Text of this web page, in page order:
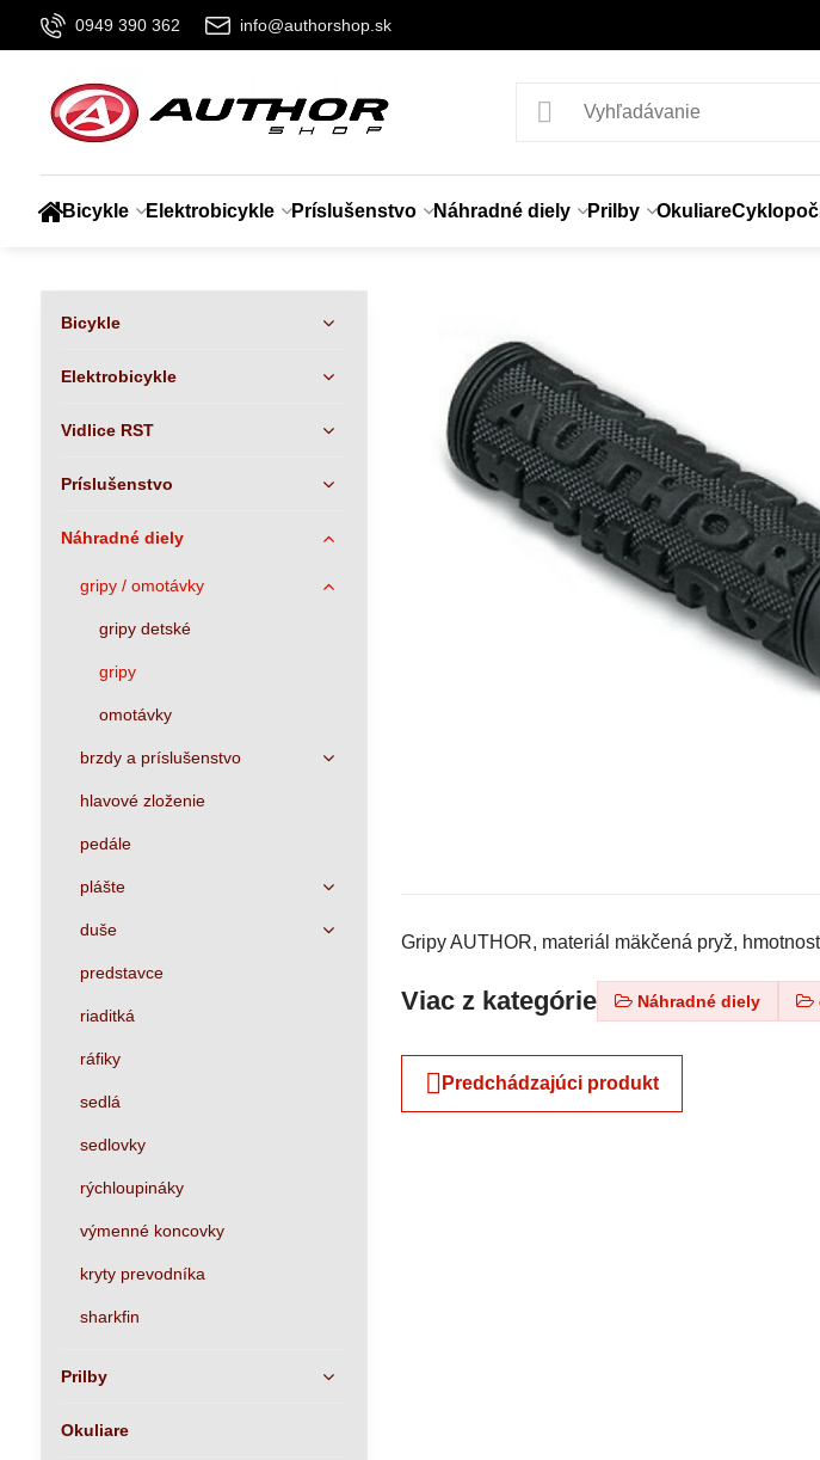
0949 390 362 info@authorshop.sk
Bicykle Elektrobicykle Príslušenstvo Náhradné diely Prilby Okuliare
Gripy AUTHOR, materiál mäkčená pryž,
Viac z kategórie Náhradné diely
Predchádzajúci produkt
Bicykle
Elektrobicykle
Vidlice RST
Príslušenstvo
Náhradné diely
gripy / omotávky
gripy detské
gripy
omotávky
brzdy a príslušenstvo
hlavové zloženie
pedále
plášte
duše
predstavce
riaditká
ráfiky
sedlá
sedlovky
rýchloupináky
výmenné koncovky
kryty prevodníka
sharkfin
Prilby
Okuliare